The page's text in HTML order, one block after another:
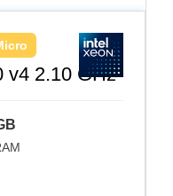
v4 2.10 GHz